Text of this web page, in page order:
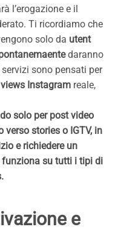
l’erogazione e il
Ti ricordiamo che
solo da utent
daranno
sono pensati per
Instagram reale,
solo per post video
verso stories o IGTV, in
e richiedere un
funziona su tutti i tipi di
e